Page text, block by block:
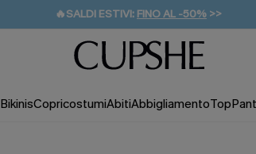
🔥SALDI ESTIVI: FINO AL -50% >>
🚚SPEDIZIONE GRATUITA DA 49€
💌REGALO PER I NUOVI: 20% DI SCONTO*
BikinisCopricostumiAbitiAbbigliamentoTop